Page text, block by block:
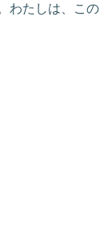
わたしは、この